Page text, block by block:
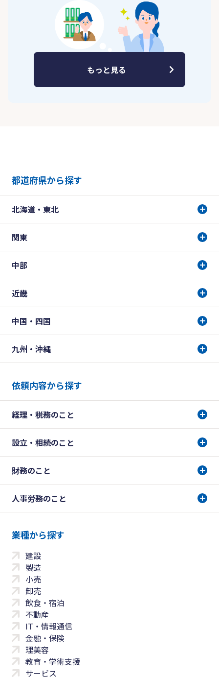
もっと見る
都道府県から探す
北海道・東北
関東
中部
近畿
中国・四国
九州・沖縄
依頼内容から探す
経理・税務のこと
設立・相続のこと
財務のこと
人事労務のこと
業種から探す
建設
製造
小売
卸売
飲食・宿泊
不動産
IT・情報通信
金融・保険
理美容
教育・学術支援
サービス